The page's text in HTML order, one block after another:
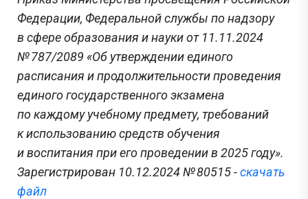
Федерации, Федеральной службы по надзору
в сфере образования и науки от 11.11.2024
№ 787/2089 «Об утверждении единого
расписания и продолжительности проведения
единого государственного экзамена
по каждому учебному предмету, требований
к использованию средств обучения
и воспитания при его проведении в 2025 году».
Зарегистрирован 10.12.2024 № 80515 -скачать
файл